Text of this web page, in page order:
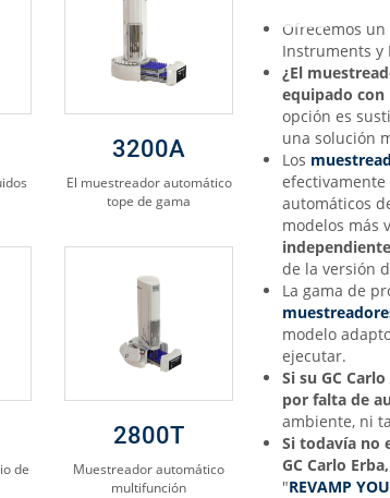
3200A
El muestreador automático
tope de gama
de
2800T
Muestreador automático
multifunción
Ofrecemos un
Instruments y
¿El
equipado
opción es
una solución
Los
efectivamente
automáticos
modelos más
de la versión
La gama de
modelo
ejecutar.
Si su GC
por falta de
ambiente, ni
Si todavía no
GC Carlo
"REVAMP